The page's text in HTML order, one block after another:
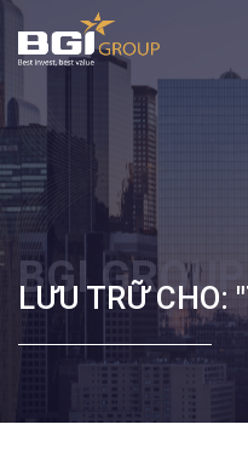
BGI GROUP
LƯU TRỮ CHO: